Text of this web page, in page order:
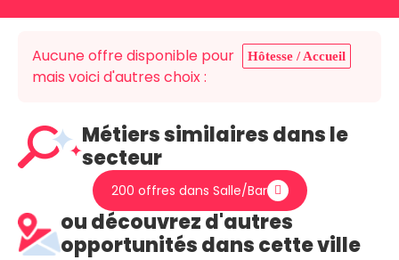
Aucune offre disponible pour Hôtesse / Accueil
mais voici d'autres choix :
Métiers similaires dans le
secteur
200 offres dans Salle/Bar
ou découvrez d'autres
opportunités dans cette ville